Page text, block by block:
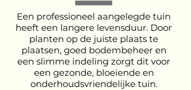
Een professioneel aangelegde tuin
heeft een langere levensduur. Door
planten op de juiste plaats te
plaatsen, goed bodembeheer en
een slimme indeling zorgt dit voor
een gezonde, bloeiende en
onderhoudsvriendelijke tuin.